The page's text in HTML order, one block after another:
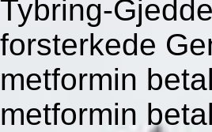
Tybring-
forsterkede
metformin
metformin